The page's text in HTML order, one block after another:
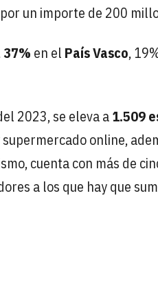
un importe de 200
en el País Vasco,
2023, se eleva a1.509
online,
cuenta con más de
a los que hay que